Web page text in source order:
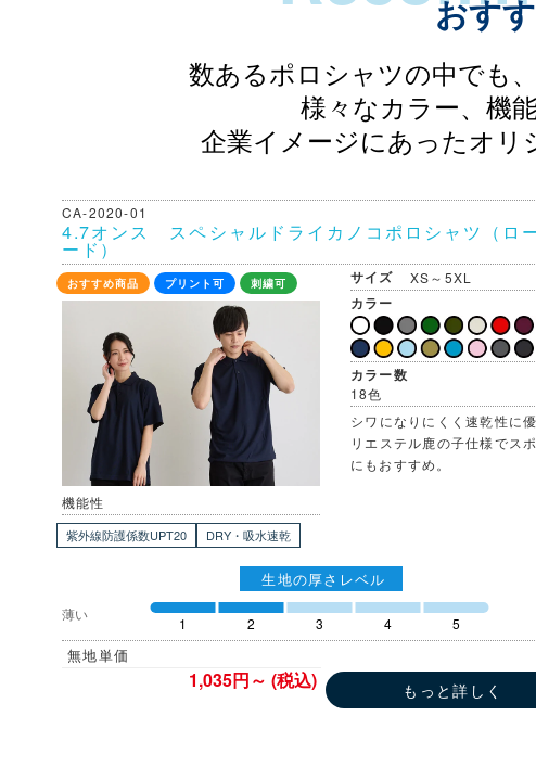
おす
数あるポロシャツの中でも
様々なカラー、機
企業イメージにあったオリ
CA-2020-01
4.7オンス スペシャルドライカノコポロシャツ（ロ
ード）
おすすめ商品 プリント可 刺繍可
機能性
紫外線防護係数UPT20 DRY・吸水速乾
サイズ XS～5XL
カラー
カラー数
18色
シワになりにくく速乾性に
リエステル鹿の子仕様でス
にもおすすめ。
生地の厚さレベル
薄い
1 2 3 4 5
無地単価
1,035円～ (税込) もっと詳しく